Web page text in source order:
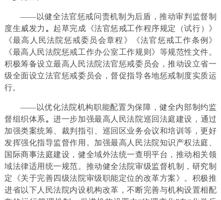
——以健全法官惩戒问责机制为后盾，推动审判监督制
度生威发力 。 起草完成《法官惩戒工作程序规定（试行）》
《最高人民法院惩戒委员会章程》《法官惩戒工作条例》
《最高人民法院惩戒工作办公室工作规则》等规范性文件。
积极筹备设立最高人民法院法官惩戒委员会，推动设立省一
级全面设立法官惩戒委员会，督促指导各地惩戒制度实质运
行。
——以优化法院机构职能配置为保障，健全内部制约监
督组织体系。进一步加强最高人民法院巡回法庭建设，通过
加强类案统筹、裁判指引、巡回区业务会议和培训等，更好
发挥强化指导监督作用。加强最高人民法院知识产权法庭、
国际商事法庭建设，健全域外法统一查明平台，推动相关领
域法律适用统一规范。推动健全法院审级监督机制，研究制
定《关于完善四级法院审级职能定位的改革方案》。积极推
进省以下人民法院内设机构改革，不断完善与机构设置相配